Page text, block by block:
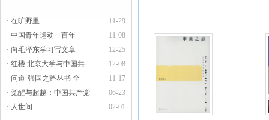
11-29
· 在旷野里
11-08
· 中国青年运动一百年
12-25
· 向毛泽东学习写文章
12-08
· 红楼:北京大学与中国共
11-17
· 问道·强国之路丛书 全
06-23
· 觉醒与超越：中国共产党
02-01
· 人世间